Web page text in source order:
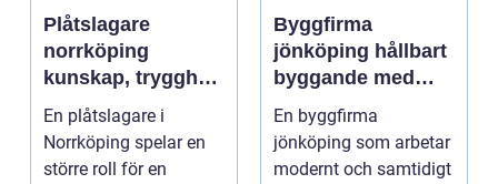
Plåtslagare
norrköping
kunskap, trygghet
och hållbara
taklösningar
En plåtslagare i
Norrköping spelar en
större roll för en
Byggfirma
jönköping hållbart
byggande med
fokus på trä
En byggfirma
jönköping som arbetar
modernt och samtidigt